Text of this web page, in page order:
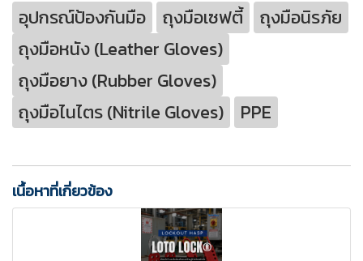
อุปกรณ์ป้องกันมือ ถุงมือเซฟตี้
ถุงมือนิรภัย
ถุงมือหนัง (Leather Gloves)
ถุงมือยาง (Rubber Gloves)
ถุงมือไนไตร (Nitrile Gloves)
PPE
เนื้อหาที่เกี่ยวข้อง